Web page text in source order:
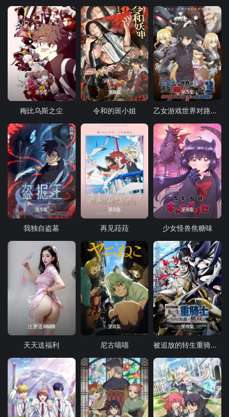
第5集
梅比乌斯之尘
第6集
令和的斑小姐
第5集
乙女游戏世界对路人角色很不友好 第二季
第5集
我独自盗墓
第5集
再见菈菈
第6集
少女怪兽焦糖味
注册送8888
天天送福利
第6集
尼古喵喵
第6集
被追放的转生重骑士用游戏知识开无双